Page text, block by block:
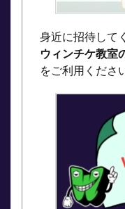
身近に招待して
ウィンチケ教室
をご利用くださ